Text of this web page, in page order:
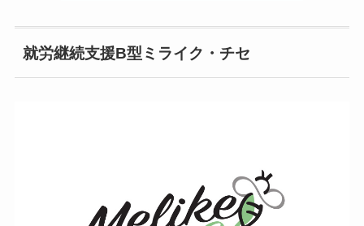
就労継続支援B型ミライク・チセ